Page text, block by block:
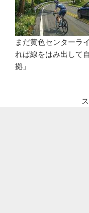
まだ黄色センターラ
れば線をはみ出して
拠」